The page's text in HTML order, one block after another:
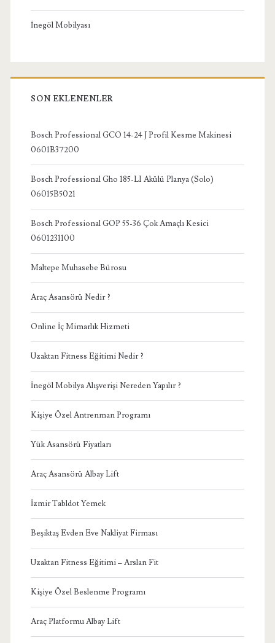
İnegöl Mobilyası
SON EKLENENLER
Bosch Professional GCO 14-24 J Profil Kesme Makinesi
0601B37200
Bosch Professional Gho 185-LI Akülü Planya (Solo)
06015B5021
Bosch Professional GOP 55-36 Çok Amaçlı Kesici
0601231100
Maltepe Muhasebe Bürosu
Araç Asansörü Nedir ?
Online İç Mimarlık Hizmeti
Uzaktan Fitness Eğitimi Nedir ?
İnegöl Mobilya Alışverişi Nereden Yapılır ?
Kişiye Özel Antrenman Programı
Yük Asansörü Fiyatları
Araç Asansörü Albay Lift
İzmir Tabldot Yemek
Beşiktaş Evden Eve Nakliyat Firması
Uzaktan Fitness Eğitimi – Arslan Fit
Kişiye Özel Beslenme Programı
Araç Platformu Albay Lift